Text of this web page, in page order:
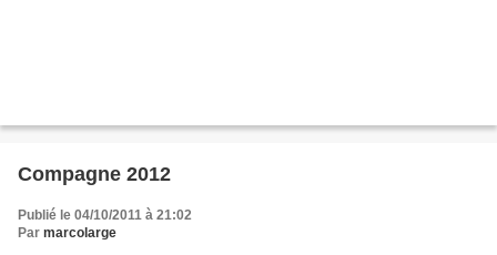
Compagne 2012
Publié le 04/10/2011 à 21:02
Par marcolarge